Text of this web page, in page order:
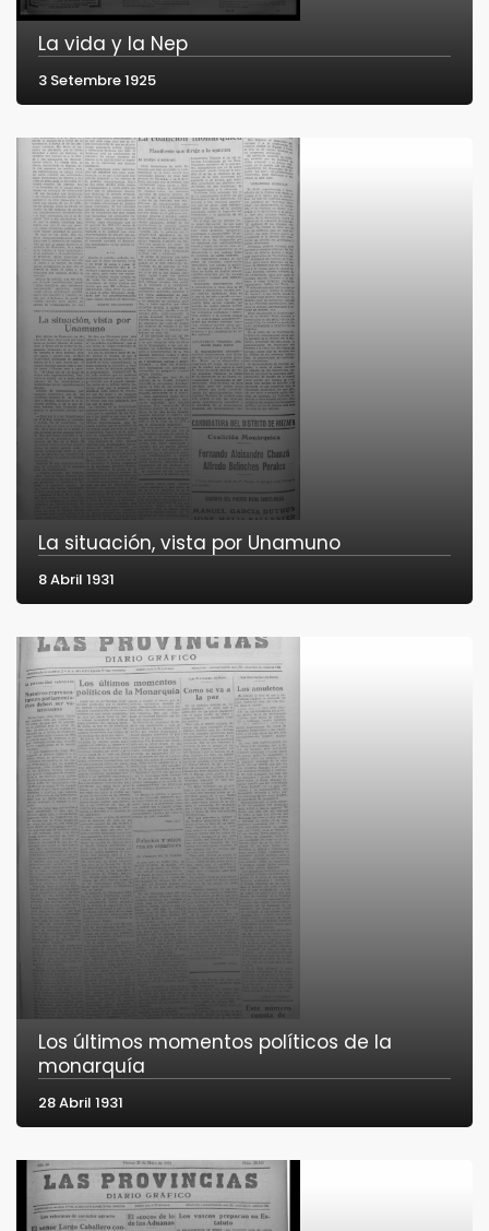
La vida y la Nep
3 Setembre 1925
La situación, vista por Unamuno
8 Abril 1931
Los últimos momentos políticos de la
monarquía
28 Abril 1931